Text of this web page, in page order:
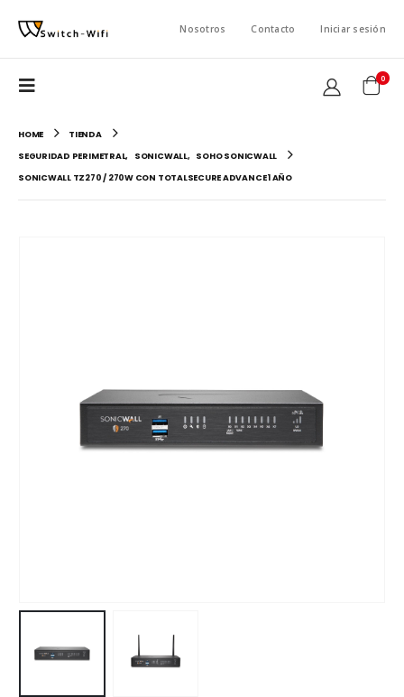
Nosotros Contacto Iniciar sesión
0
HOME
TIENDA
SEGURIDAD PERIMETRAL, SONICWALL, SOHO SONICWALL
SONICWALL TZ270 / 270W CON TOTALSECURE ADVANCE 1 AÑO